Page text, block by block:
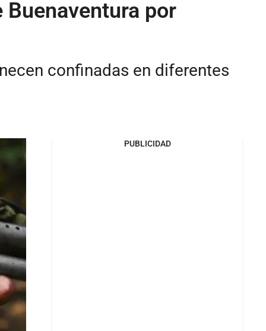
por
confinadas en diferentes
PUBLICIDAD